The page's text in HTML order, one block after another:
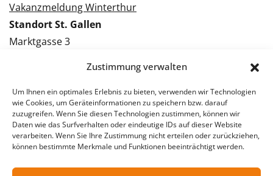
Zustimmung verwalten
Um Ihnen ein optimales Erlebnis zu bieten, verwenden wir Technologien
wie Cookies, um Geräteinformationen zu speichern bzw. darauf
zuzugreifen. Wenn Sie diesen Technologien zustimmen, können wir
Daten wie das Surfverhalten oder eindeutige IDs auf dieser Website
verarbeiten. Wenn Sie Ihre Zustimmung nicht erteilen oder zurückziehen,
können bestimmte Merkmale und Funktionen beeinträchtigt werden.
Vakanzmeldung Winterthur
Standort St. Gallen
Marktgasse 3
Kontakt St. Gallen
Bewerbung St. Gallen
Vakanzmeldung St. Gallen